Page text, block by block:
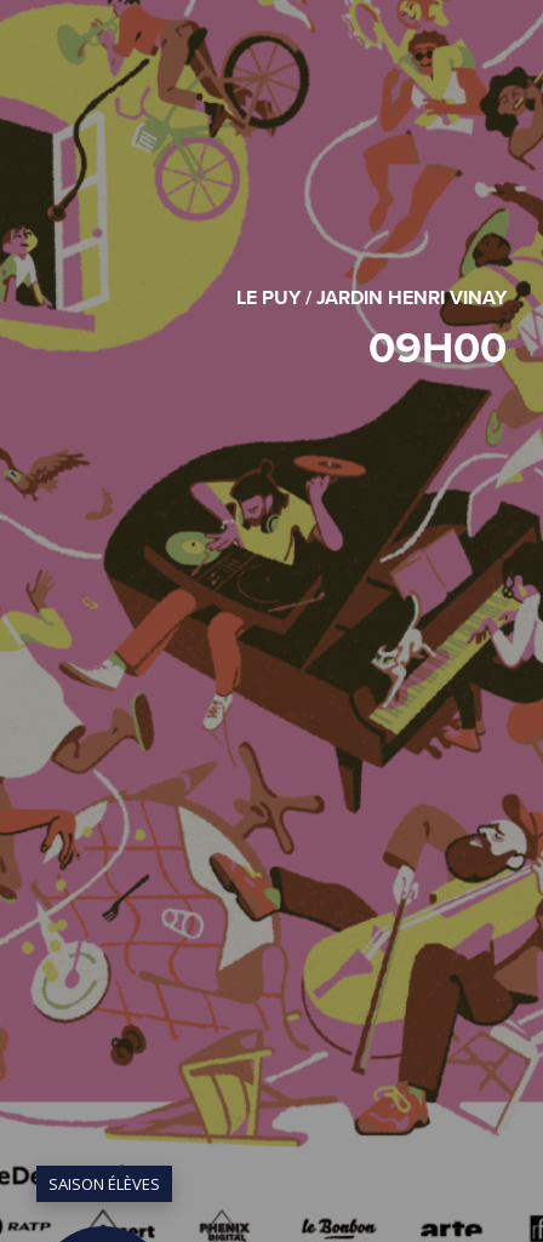
SAISON ÉLÈVES
LE PUY / JARDIN HENRI VINAY
09H00